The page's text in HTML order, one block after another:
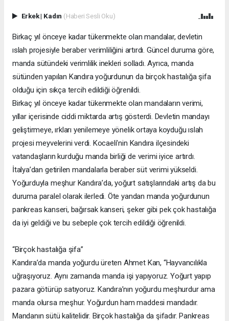
Erkek| Kadın (Haberi Sesli Oku)
Birkaç yıl önceye kadar tükenmekte olan mandalar, devletin
ıslah projesiyle beraber verimliliğini artırdı. Güncel duruma göre,
manda sütündeki verimlilik inekleri solladı. Ayrıca, manda
sütünden yapılan Kandıra yoğurdunun da birçok hastalığa şifa
olduğu için sıkça tercih edildiği öğrenildi.
Birkaç yıl önceye kadar tükenmekte olan mandaların verimi,
yıllar içerisinde ciddi miktarda artış gösterdi. Devletin mandayı
geliştirmeye, ırkları yenilemeye yönelik ortaya koyduğu ıslah
projesi meyvelerini verdi. Kocaeli’nin Kandıra ilçesindeki
vatandaşların kurduğu manda birliği de verimi iyice artırdı.
İtalya’dan getirilen mandalarla beraber süt verimi yükseldi.
Yoğurduyla meşhur Kandıra’da, yoğurt satışlarındaki artış da bu
duruma paralel olarak ilerledi. Öte yandan manda yoğurdunun
pankreas kanseri, bağırsak kanseri, şeker gibi pek çok hastalığa
da iyi geldiği ve bu sebeple çok tercih edildiği öğrenildi.
“Birçok hastalığa şifa”
Kandıra’da manda yoğurdu üreten Ahmet Kan, “Hayvancılıkla
uğraşıyoruz. Aynı zamanda manda işi yapıyoruz. Yoğurt yapıp
pazara götürüp satıyoruz. Kandıra’nın yoğurdu meşhurdur ama
manda olursa meşhur. Yoğurdun ham maddesi mandadır.
Mandanın sütü kalitelidir. Birçok hastalığa da şifadır. Pankreas